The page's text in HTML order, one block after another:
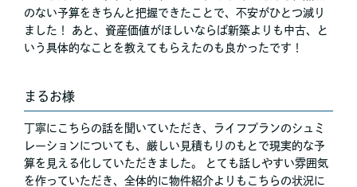
のない予算をきちんと把握できたことで、不安がひとつ減り
ました！ あと、資産価値がほしいならば新築よりも中古、と
いう具体的なことを教えてもらえたのも良かったです！
まるお様
丁寧にこちらの話を聞いていただき、ライフプランのシュミ
レーションについても、厳しい見積もりのもとで現実的な予
算を見える化していただきました。 とても話しやすい雰囲気
を作っていただき、全体的に物件紹介よりもこちらの状況に